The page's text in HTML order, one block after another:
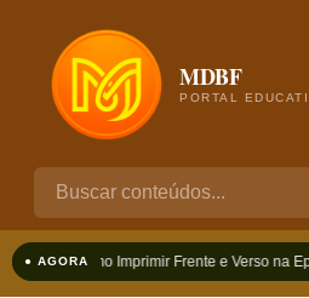
MDBF
PORTAL
● AGORAComo Imprimir Frente e Verso na